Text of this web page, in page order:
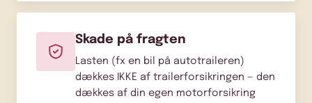
Skade på fragten
Lasten (fx en bil på autotraileren)
dækkes IKKE af trailerforsikringen — den
dækkes af din egen motorforsikring